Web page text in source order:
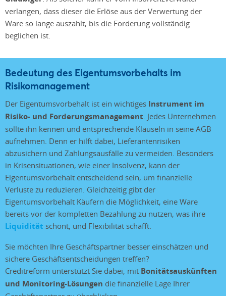
verlangen, dass dieser die Erlöse aus der Verwertung der
Ware so lange auszahlt, bis die Forderung vollständig
beglichen ist.
Bedeutung des Eigentumsvorbehalts im
Risikomanagement
Der Eigentumsvorbehalt ist ein wichtiges Instrument im
Risiko- und Forderungsmanagement. Jedes Unternehmen
sollte ihn kennen und entsprechende Klauseln in seine AGB
aufnehmen. Denn er hilft dabei, Lieferantenrisiken
abzusichern und Zahlungsausfälle zu vermeiden. Besonders
in Krisensituationen, wie einer Insolvenz, kann der
Eigentumsvorbehalt entscheidend sein, um finanzielle
Verluste zu reduzieren. Gleichzeitig gibt der
Eigentumsvorbehalt Käufern die Möglichkeit, eine Ware
bereits vor der kompletten Bezahlung zu nutzen, was ihre
Liquidität schont, und Flexibilität schafft.
Sie möchten Ihre Geschäftspartner besser einschätzen und
sichere Geschäftsentscheidungen treffen?
Creditreform unterstützt Sie dabei, mit Bonitätsauskünften
und Monitoring-Lösungen die finanzielle Lage Ihrer